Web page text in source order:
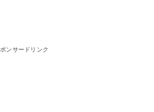
ンサードリンク